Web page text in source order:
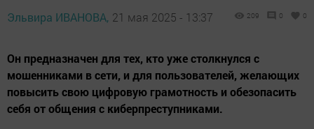
Эльвира ИВАНОВА, 21 мая 2025 - 13:37 209 0 0
Он предназначен для тех, кто уже столкнулся с
мошенниками в сети, и для пользователей, желающих
повысить свою цифровую грамотность и обезопасить
себя от общения с киберпреступниками.